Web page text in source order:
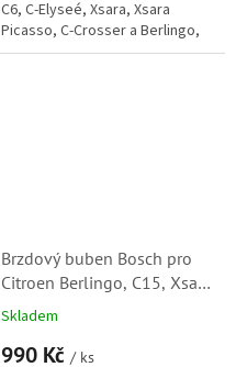
C6, C-Elyseé, Xsara, Xsara
Picasso, C-Crosser a Berlingo,
Jumpy a Spacetourer.
Brzdový buben Bosch pro
Citroen Berlingo, C15, Xsara
Break, Xsara Picasso, ZX a
Skladem
990 Kč / ks